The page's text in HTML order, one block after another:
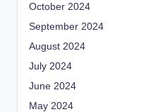
October 2024
September 2024
August 2024
July 2024
June 2024
May 2024